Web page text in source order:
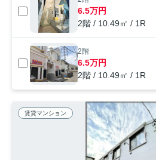
6.5万円
2階 / 10.49㎡ / 1R
2階
6.5万円
2階 / 10.49㎡ / 1R
賃貸マンション